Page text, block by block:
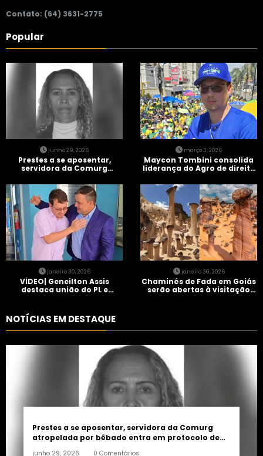
Contato: (64) 3631-2775
Popular
junho 29, 2026
Prestes a se aposentar,
servidora da Comurg
entra em protocolo de
morte encefálica
março 3, 2026
Maycon Tombini consolida
liderança do Agro de direita
Brasil” em Goiânia
janeiro 30, 2026
VÍDEO| Geneilton Assis
destaca união do PL e
janeiro 30, 2026
Chaminés de Fada em Goiás
serão abertas à visitação
NOTÍCIAS EM DESTAQUE
Prestes a se aposentar, servidora da Comurg
atropelada por bêbado entra em protocolo de
junho 29, 2026 0 Comentários